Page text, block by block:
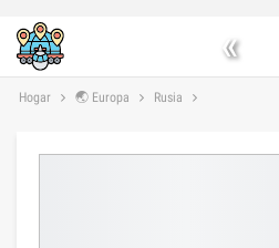
«
Hogar 🌏 Europa Rusia